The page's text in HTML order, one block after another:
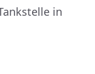
in